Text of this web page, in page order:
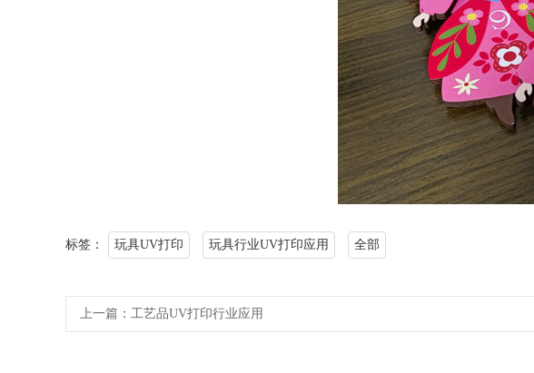
标签： 玩具UV打印 玩具行业UV打印应用 全部
上一篇： 工艺品UV打印行业应用